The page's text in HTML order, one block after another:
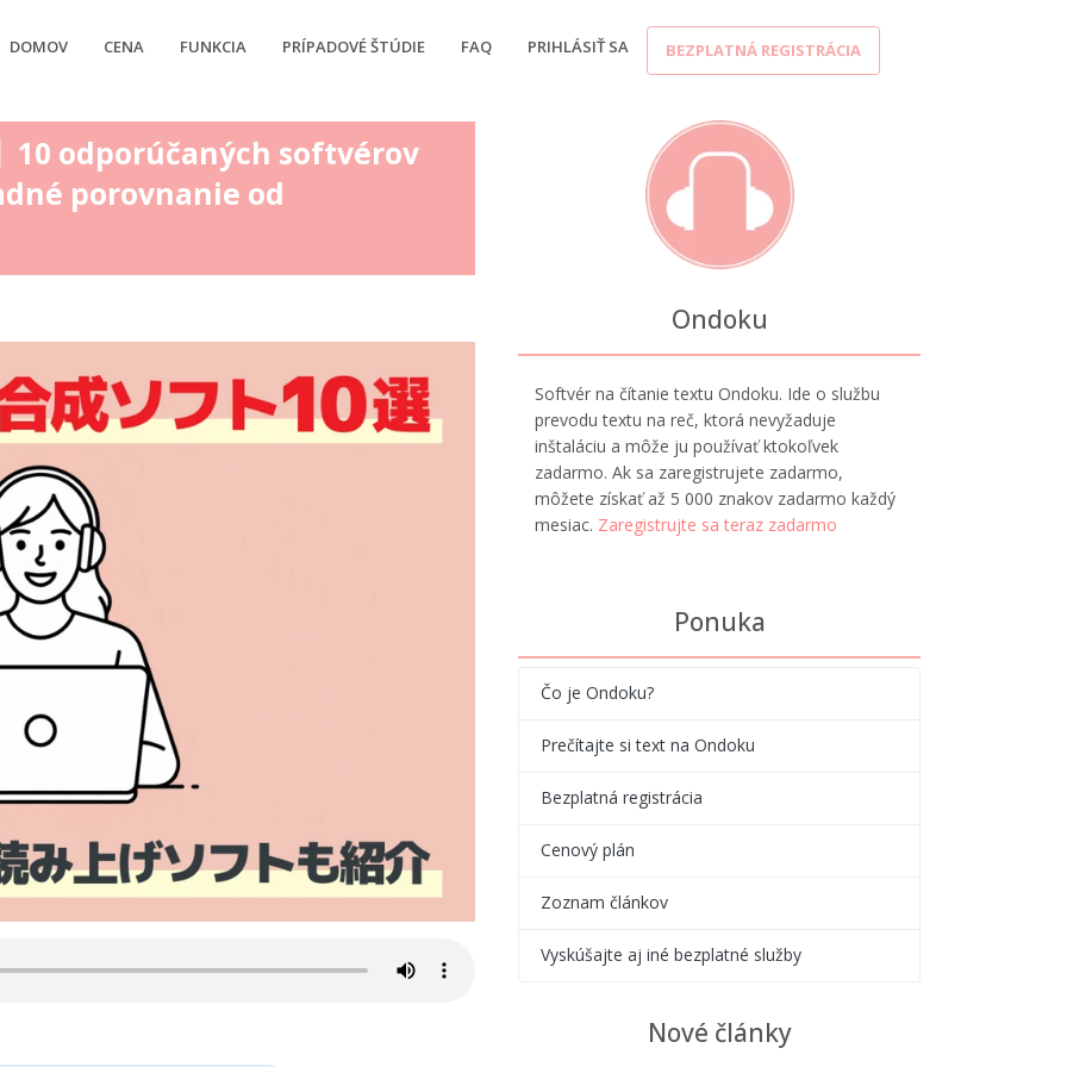
DOMOV CENA FUNKCIA PRÍPADOVÉ ŠTÚDIE FAQ PRIHLÁSIŤ SA BEZPLATNÁ REGISTRÁCIA
10 odporúčaných softvérov
porovnanie od
Ondoku
Softvér na čítanie textu Ondoku. Ide o službu
prevodu textu na reč, ktorá nevyžaduje
inštaláciu a môže ju používať ktokoľvek
zadarmo. Ak sa zaregistrujete zadarmo,
môžete získať až 5 000 znakov zadarmo každý
mesiac. Zaregistrujte sa teraz zadarmo
Ponuka
Čo je Ondoku?
Prečítajte si text na Ondoku
Bezplatná registrácia
Cenový plán
Zoznam článkov
Vyskúšajte aj iné bezplatné služby
Nové články